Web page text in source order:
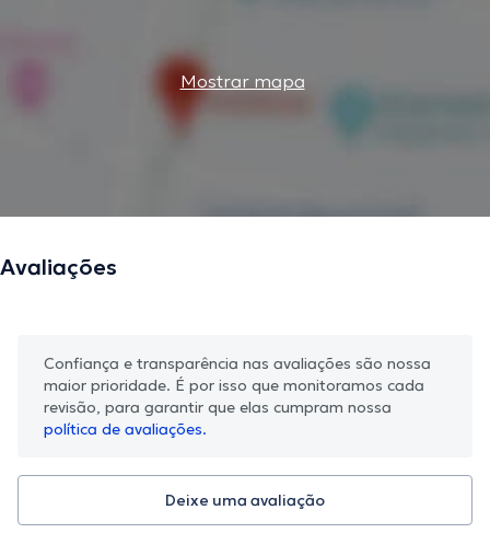
Mostrar mapa
Avaliações
Confiança e transparência nas avaliações são nossa
maior prioridade. É por isso que monitoramos cada
revisão, para garantir que elas cumpram nossa
política de avaliações.
Deixe uma avaliação